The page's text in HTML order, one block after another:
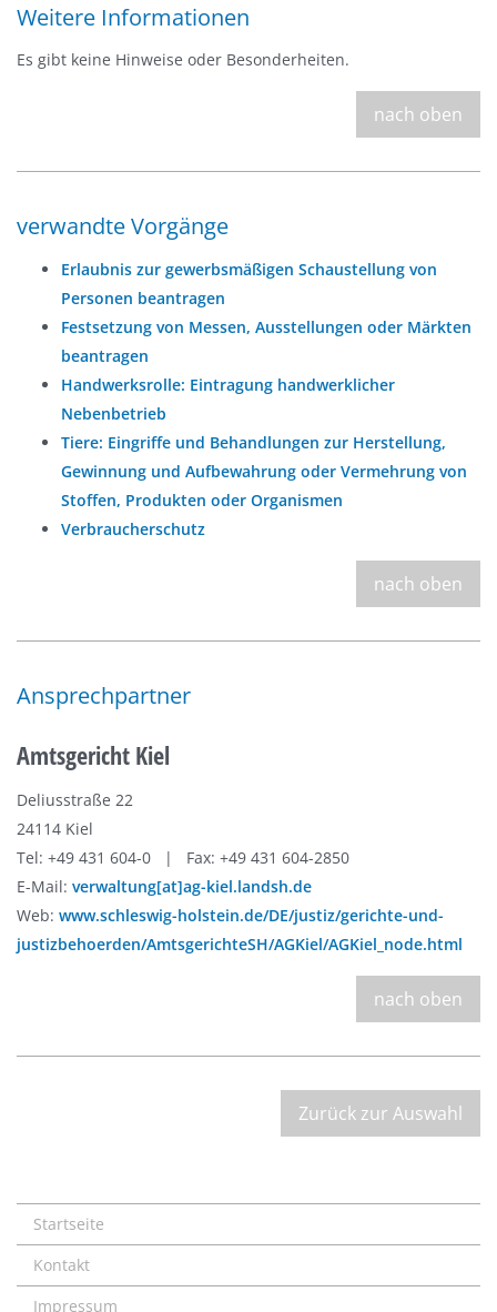
Weitere Informationen
Es gibt keine Hinweise oder Besonderheiten.
nach oben
verwandte Vorgänge
Erlaubnis zur gewerbsmäßigen Schaustellung von
Personen beantragen
Festsetzung von Messen, Ausstellungen oder Märkten
beantragen
Handwerksrolle: Eintragung handwerklicher
Nebenbetrieb
Tiere: Eingriffe und Behandlungen zur Herstellung,
Gewinnung und Aufbewahrung oder Vermehrung von
Stoffen, Produkten oder Organismen
Verbraucherschutz
nach oben
Ansprechpartner
Amtsgericht Kiel
Deliusstraße 22
24114 Kiel
Tel: +49 431 604-0 | Fax: +49 431 604-2850
E-Mail: verwaltung[at]ag-kiel.landsh.de
Web: www.schleswig-holstein.de/DE/justiz/gerichte-und-
justizbehoerden/AmtsgerichteSH/AGKiel/AGKiel_node.html
nach oben
Zurück zur Auswahl
Startseite
Kontakt
Impressum